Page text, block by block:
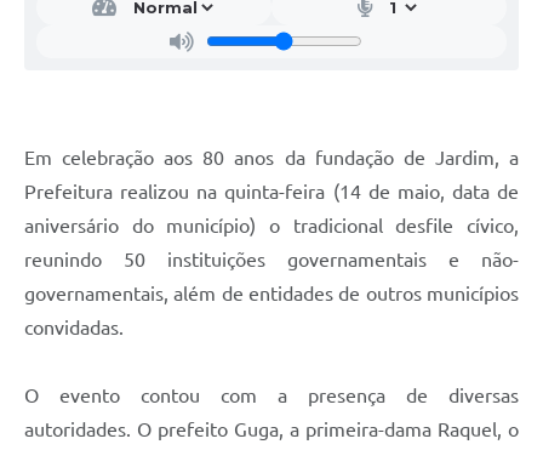
Em celebração aos 80 anos da fundação de Jardim, a
Prefeitura realizou na quinta-feira (14 de maio, data de
aniversário do município) o tradicional desfile cívico,
reunindo 50 instituições governamentais e não-
governamentais, além de entidades de outros municípios
convidadas.
O evento contou com a presença de diversas
autoridades. O prefeito Guga, a primeira-dama Raquel, o